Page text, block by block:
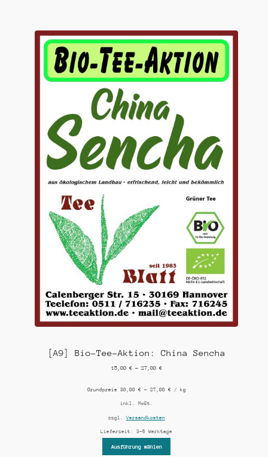
[A9] Bio-Tee-Aktion: China Sencha
15,00 €– 27,00 €
Grundpreis 30,00 € – 27,00 € / kg
inkl. MwSt.
zzgl.Versandkosten
Lieferzeit: 3-5 Werktage
Ausführung wählen